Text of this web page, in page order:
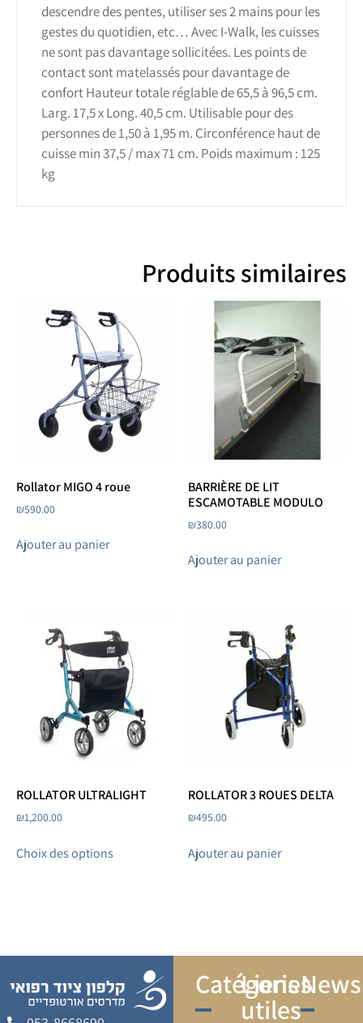
descendre des pentes, utiliser ses 2 mains pour les
gestes du quotidien, etc… Avec I-Walk, les cuisses
ne sont pas davantage sollicitées. Les points de
contact sont matelassés pour davantage de
confort Hauteur totale réglable de 65,5 à 96,5 cm.
Larg. 17,5 x Long. 40,5 cm. Utilisable pour des
personnes de 1,50 à 1,95 m. Circonférence haut de
cuisse min 37,5 / max 71 cm. Poids maximum : 125
kg
Produits similaires
Rollator MIGO 4 roue
₪590.00
Ajouter au panier
BARRIÈRE DE LIT
ESCAMOTABLE MODULO
₪380.00
Ajouter au panier
ROLLATOR ULTRALIGHT
₪1,200.00
Choix des options
ROLLATOR 3 ROUES DELTA
₪495.00
Ajouter au panier
Catégories
Liens
utiles